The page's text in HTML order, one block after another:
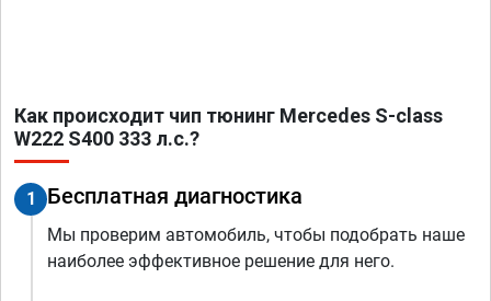
Как происходит чип тюнинг Mercedes S-class
W222 S400 333 л.с.?
1 Бесплатная диагностика
Мы проверим автомобиль, чтобы подобрать наше
наиболее эффективное решение для него.